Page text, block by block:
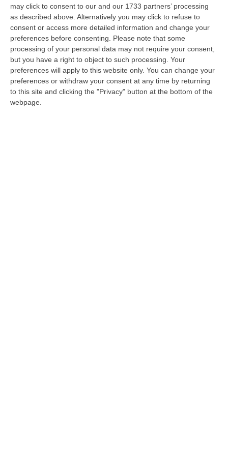
may click to consent to our and our 1733 partners’ processing
as described above. Alternatively you may click to refuse to
consent or access more detailed information and change your
preferences before consenting.
Please note that some
processing of your personal data may not require your consent,
but you have a right to object to such processing. Your
preferences will apply to this website only. You can change your
preferences or withdraw your consent at any time by returning
to this site and clicking the "Privacy" button at the bottom of the
webpage.
Consiglio regionale, tre candidati esclusi
depositano ricorso al Tar
Si tratta di Giusy Iemma (Pd), Michele
Comito (Forza Italia) e Francesco De Nisi
(Casa Riformista). Domani si aggregherà
Sarica (Lega)
Pubblicato il: 24/11/25 – 14:39